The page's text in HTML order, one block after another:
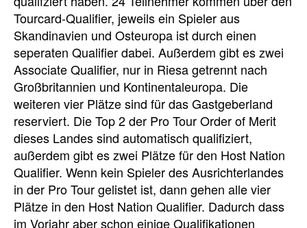
Tourcard-Qualifier, jeweils ein Spieler aus
Skandinavien und Osteuropa ist durch einen
seperaten Qualifier dabei. Außerdem gibt es zwei
Associate Qualifier, nur in Riesa getrennt nach
Großbritannien und Kontinentaleuropa. Die
weiteren vier Plätze sind für das Gastgeberland
reserviert. Die Top 2 der Pro Tour Order of Merit
dieses Landes sind automatisch qualifiziert,
außerdem gibt es zwei Plätze für den Host Nation
Qualifier. Wenn kein Spieler des Ausrichterlandes
in der Pro Tour gelistet ist, dann gehen alle vier
Plätze in den Host Nation Qualifier. Dadurch dass
im Vorjahr aber schon einige Qualifikationen